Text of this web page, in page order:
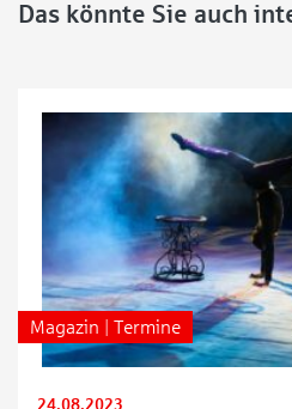
Das könnte Sie auch
Magazin | Termine
24.08.2023